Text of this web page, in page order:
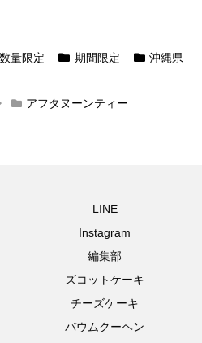
数量限定 期間限定 沖縄県
アフタヌーンティー
LINE
Instagram
編集部
ズコットケーキ
チーズケーキ
バウムクーヘン